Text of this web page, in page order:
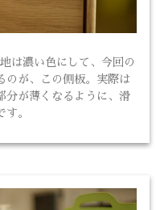
は濃い色にして、今回の
のが、この側板。実際は
分が薄くなるように、滑
。